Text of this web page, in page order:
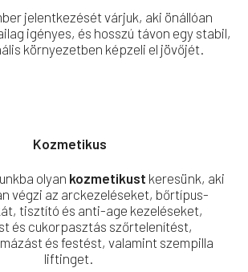
jelentkezését várjuk, aki önállóan
igényes, és hosszú távon egy stabil,
környezetben képzeli el jövőjét.
Kozmetikus
olyan kozmetikust keresünk, aki
végzi az arckezeléseket, bőrtípus-
tisztító és anti-age kezeléseket,
és cukorpasztás szőrtelenítést,
és festést, valamint szempilla
liftinget.